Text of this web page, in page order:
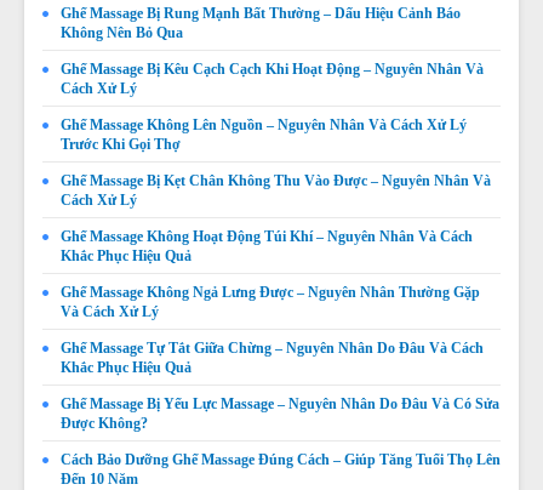
Ghế Massage Bị Rung Mạnh Bất Thường – Dấu Hiệu Cảnh Báo
Không Nên Bỏ Qua
Ghế Massage Bị Kêu Cạch Cạch Khi Hoạt Động – Nguyên Nhân Và
Cách Xử Lý
Ghế Massage Không Lên Nguồn – Nguyên Nhân Và Cách Xử Lý
Trước Khi Gọi Thợ
Ghế Massage Bị Kẹt Chân Không Thu Vào Được – Nguyên Nhân Và
Cách Xử Lý
Ghế Massage Không Hoạt Động Túi Khí – Nguyên Nhân Và Cách
Khắc Phục Hiệu Quả
Ghế Massage Không Ngả Lưng Được – Nguyên Nhân Thường Gặp
Và Cách Xử Lý
Ghế Massage Tự Tắt Giữa Chừng – Nguyên Nhân Do Đâu Và Cách
Khắc Phục Hiệu Quả
Ghế Massage Bị Yếu Lực Massage – Nguyên Nhân Do Đâu Và Có Sửa
Được Không?
Cách Bảo Dưỡng Ghế Massage Đúng Cách – Giúp Tăng Tuổi Thọ Lên
Đến 10 Năm
Dấu Hiệu Và Cách Khắc Phục